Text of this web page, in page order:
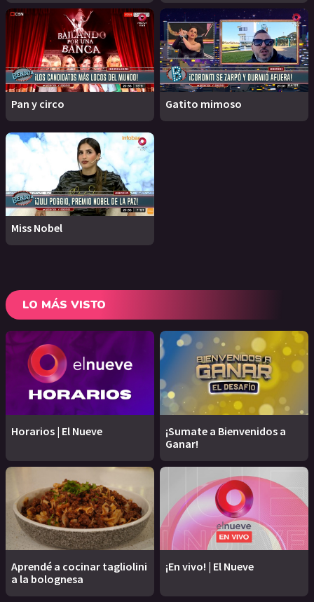
Pan y circo Gatito mimoso
Miss Nobel
LO MÁS VISTO
Horarios | El Nueve
¡Sumate a Bienvenidos a
Ganar!
Aprendé a cocinar tagliolini
a la bolognesa
¡En vivo! | El Nueve